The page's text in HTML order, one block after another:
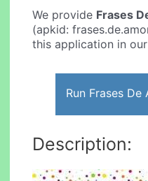
We provide Frases
(apkid:
this application in
Run Frases
Description: